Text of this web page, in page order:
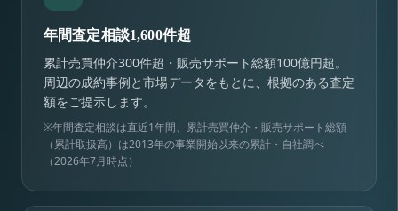
年間査定相談1,600件超
累計売買仲介300件超・販売サポート総額100億円超。
周辺の成約事例と市場データをもとに、根拠のある査定
額をご提示します。
※年間査定相談は直近1年間、累計売買仲介・販売サポート総額
（累計取扱高）は2013年の事業開始以来の累計・自社調べ
（2026年7月時点）